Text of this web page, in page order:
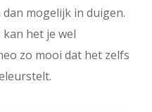
mogelijk in duigen.
het je wel
zo mooi dat het zelfs